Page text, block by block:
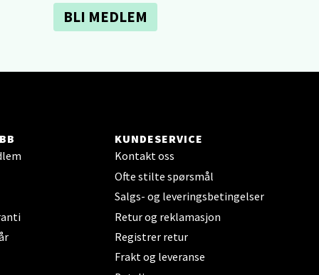
BLI MEDLEM
KUNDESERVICE
Kontakt oss
Ofte stilte spørsmål
Salgs- og leveringsbetingelser
Retur og reklamasjon
Registrer retur
Frakt og leveranse